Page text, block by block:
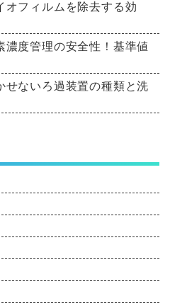
オフィルムを除去する効
濃度管理の安全性！基準値
せないろ過装置の種類と洗